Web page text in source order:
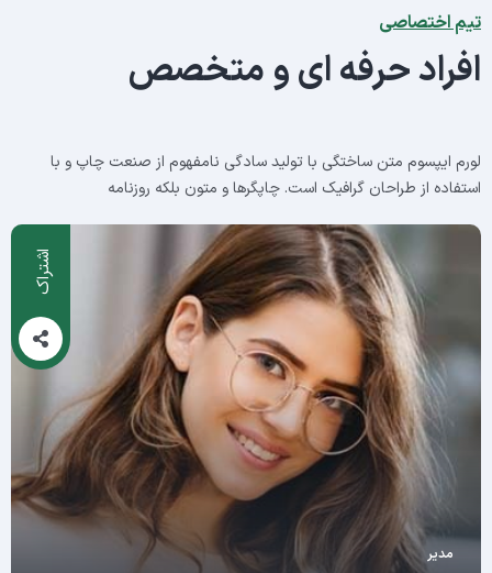
تیم اختصاصی
افراد حرفه ای و متخصص
لورم ایپسوم متن ساختگی با تولید سادگی نامفهوم از صنعت چاپ و با
استفاده از طراحان گرافیک است. چاپگرها و متون بلکه روزنامه
اشتراک
مدیر